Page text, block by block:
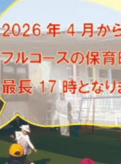
Messy Art with